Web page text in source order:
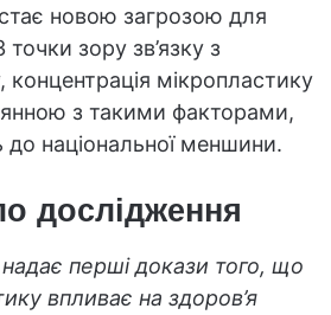
новою загрозою для
зору зв’язку з
концентрація мікропластику
з такими факторами,
до національної меншини.
дослідження
перші докази того, що
впливає на здоров’я